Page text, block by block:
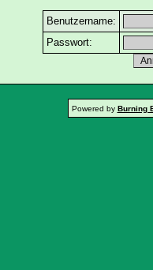
Benutzername:
Passwort:
Powered by Burning